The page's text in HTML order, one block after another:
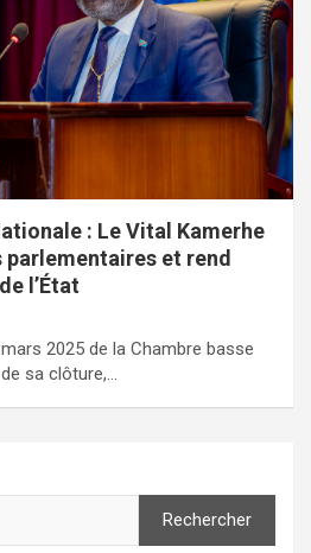
: Le Vital Kamerhe
et rend
l’État
2025 de la Chambre basse
sa clôture,…
Rechercher